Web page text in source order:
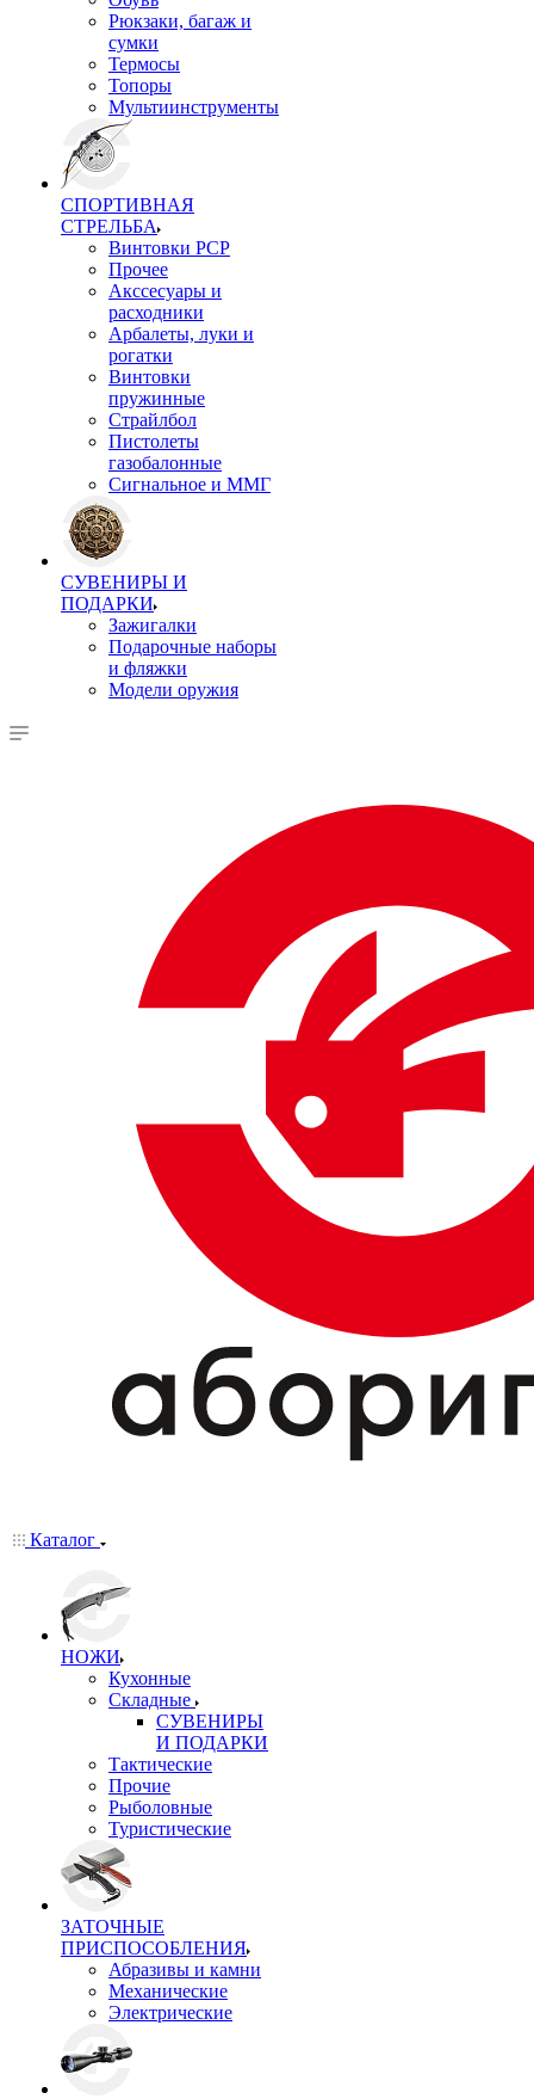
Рюкзаки, багаж и
сумки
Термосы
Топоры
Мультиинструменты
СПОРТИВНАЯ
СТРЕЛЬБА
Винтовки PCP
Прочее
Акссесуары и
расходники
Арбалеты, луки и
рогатки
Винтовки
пружинные
Страйлбол
Пистолеты
газобалонные
Сигнальное и ММГ
СУВЕНИРЫ И
ПОДАРКИ
Зажигалки
Подарочные наборы
и фляжки
Модели оружия
Каталог
НОЖИ
Кухонные
Складные
СУВЕНИРЫ
И ПОДАРКИ
Тактические
Прочие
Рыболовные
Туристические
ЗАТОЧНЫЕ
ПРИСПОСОБЛЕНИЯ
Абразивы и камни
Механические
Электрические